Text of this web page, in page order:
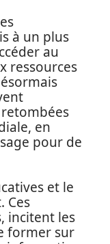
à un plus
au
ressources
en
pour de
et le
Ces
incitent les
former sur